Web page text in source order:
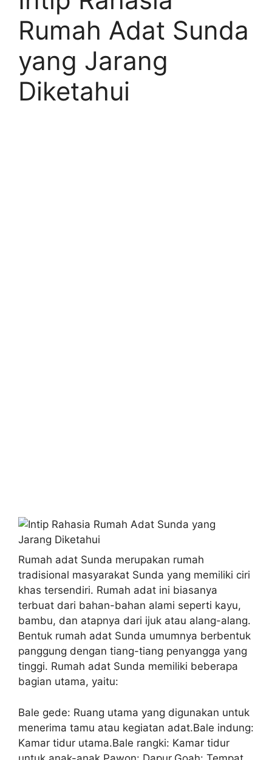
Rumah Adat Sunda
yang Jarang
Diketahui
Rumah adat Sunda merupakan rumah
tradisional masyarakat Sunda yang memiliki ciri
khas tersendiri. Rumah adat ini biasanya
terbuat dari bahan-bahan alami seperti kayu,
bambu, dan atapnya dari ijuk atau alang-alang.
Bentuk rumah adat Sunda umumnya berbentuk
panggung dengan tiang-tiang penyangga yang
tinggi. Rumah adat Sunda memiliki beberapa
bagian utama, yaitu:
Bale gede: Ruang utama yang digunakan untuk
menerima tamu atau kegiatan adat.Bale indung:
Kamar tidur utama.Bale rangki: Kamar tidur